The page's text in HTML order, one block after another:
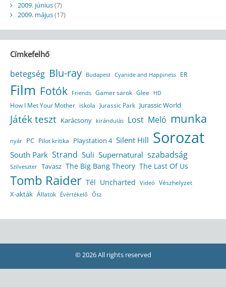
2009. június(7)
2009. május(17)
Címkefelhő
betegség Blu-ray Budapest Cyanide and Happiness ER
Film Fotók Friends Gamer sarok Glee HD
How I Met Your Mother iskola Jurassic Park Jurassic World
Játék teszt Karácsony kirándulás Lost Meló munka
nyár PC Pilot kritika Playstation 4 Silent Hill Sorozat
South Park Strand Suli Supernatural szabadság
Szilveszter Tavasz The Big Bang Theory The Last Of Us
Tomb Raider Tél Uncharted Videó Vészhelyzet
X-akták Állatok Évértékelő Ősz
© 2026 All rights reserved